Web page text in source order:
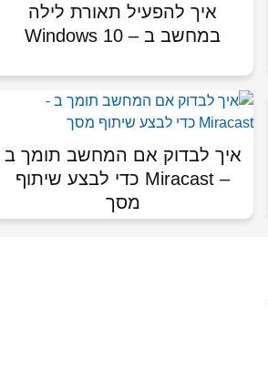
איך להפעיל תאורת לילה
במחשב ב – Windows 10
איך לבדוק אם המחשב תומך ב
– Miracast כדי לבצע שיתוף
מסך